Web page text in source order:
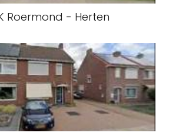
Roermond - Herten